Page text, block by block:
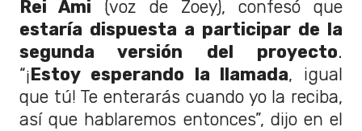
Rei Ami (voz de Zoey), confesó que
estaría dispuesta a participar de la
segunda versión del proyecto.
“¡Estoy esperando la llamada, igual
que tú! Te enterarás cuando yo la reciba,
así que hablaremos entonces”, dijo en el